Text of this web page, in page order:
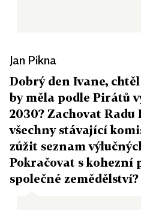
Jan Pikna
Dobrý den Ivane,
by měla podle Pirátů
2030? Zachovat Radu
všechny stávající
zúžit seznam
Pokračovat s kohezní
společné